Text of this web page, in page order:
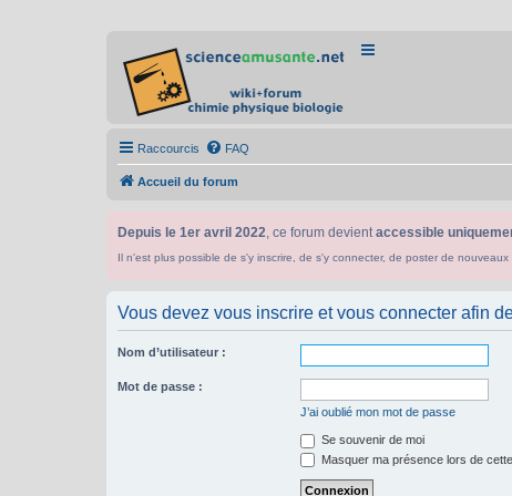
Raccourcis FAQ
Accueil du forum
Depuis le 1er avril 2022, ce forum devientaccessible
Il n'est plus possible de s'y inscrire, de s'y connecter, de poster de
Vous devez vous inscrire et vous connecter afin
Nom d’utilisateur :
Mot de passe :
J’ai oublié mon mot de passe
Se souvenir de moi
Masquer ma présence lors de